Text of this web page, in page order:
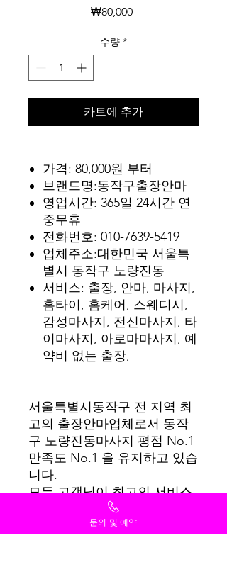
₩80,000가
수량 *
카트에 추가
가격: 80,000원 부터
브랜드명:동작구출장안마
영업시간: 365일 24시간 연
중무휴
전화번호: 010-7639-5419
업체주소:대한민국 서울특
별시 동작구 노량진동
서비스: 출장, 안마, 마사지,
홈타이, 홈케어, 스웨디시,
감성마사지, 전신마사지, 타
이마사지, 아로마마사지, 예
약비 없는 출장,
서울특별시동작구 전 지역 최
고의 출장안마업체로서 동작
구 노량진동마사지 평점 No.1
만족도 No.1 을 유지하고 있습
니다.
모든 고객님이 최고의 서비스
를 받을 수 있도록 항상 최선
을 다하겠습니다.
문의 및 예약